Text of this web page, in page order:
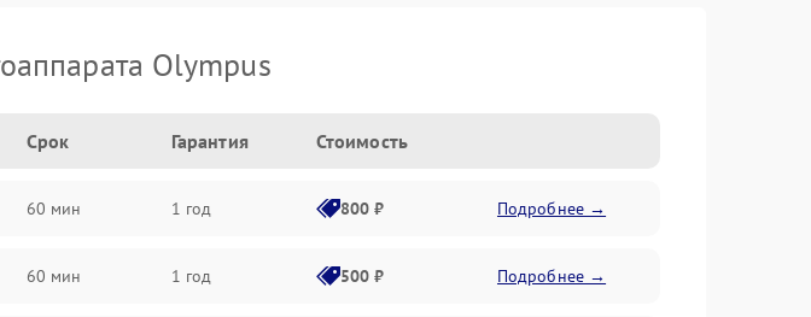
Olympus
Срок Гарантия Стоимость
60 мин 1 год 800 ₽ Подробнее →
60 мин 1 год 500 ₽ Подробнее →